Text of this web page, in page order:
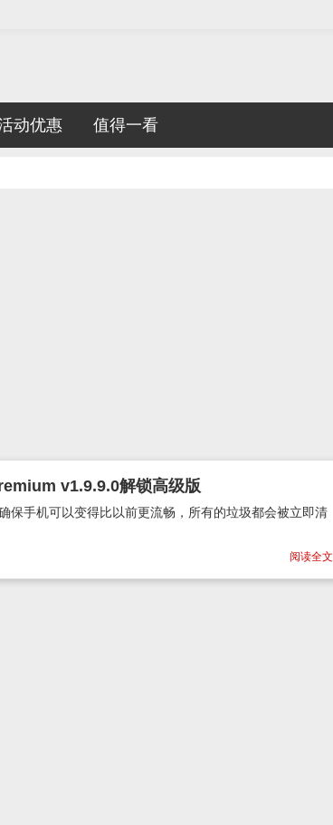
动优惠 值得一看
v1.9.9.0解锁高级版
保手机可以变得比以前更流畅，所有的垃圾都会被立即清
阅读全文